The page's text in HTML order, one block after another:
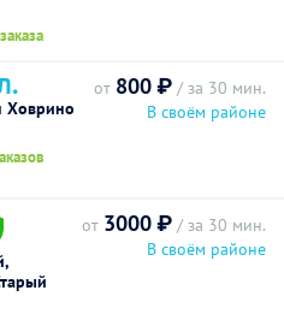
Ховрино
от 800 ₽ / за 30 мин.
В своём районе
от 3000 ₽ / за 30 мин.
В своём районе